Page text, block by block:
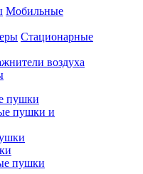
Мобильные
Стационарные
воздуха
пушки
пушки и
пушки